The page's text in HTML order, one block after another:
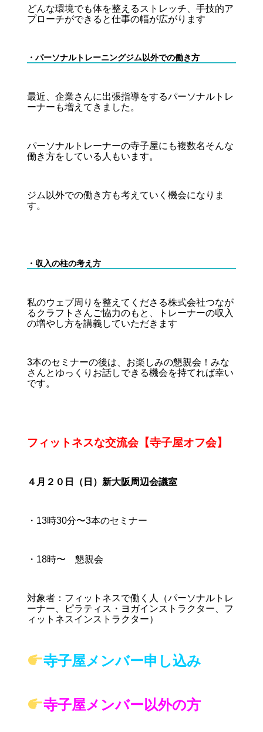
どんな環境でも体を整えるストレッチ、手技的ア
プローチができると仕事の幅が広がります
・パーソナルトレーニングジム以外での働き方
最近、企業さんに出張指導をするパーソナルトレ
ーナーも増えてきました。
パーソナルトレーナーの寺子屋にも複数名そんな
働き方をしている人もいます。
ジム以外での働き方も考えていく機会になりま
す。
・収入の柱の考え方
私のウェブ周りを整えてくださる株式会社つなが
るクラフトさんご協力のもと、トレーナーの収入
の増やし方を講義していただきます
3本のセミナーの後は、お楽しみの懇親会！みな
さんとゆっくりお話しできる機会を持てれば幸い
です。
フィットネスな交流会【寺子屋オフ会】
４月２０日（日）新大阪周辺会議室
・13時30分〜3本のセミナー
・18時〜 懇親会
対象者：フィットネスで働く人（パーソナルトレ
ーナー、ピラティス・ヨガインストラクター、フ
ィットネスインストラクター）
寺子屋メンバー申し込み
寺子屋メンバー以外の方